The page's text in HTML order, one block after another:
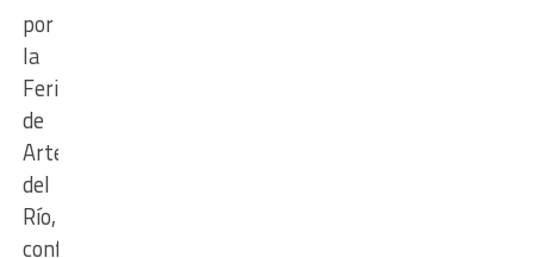
por
la
Feria
de
Artesanos
del
Río,
configurando